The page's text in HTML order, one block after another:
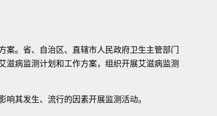
。省、自治区、直辖市人民政府卫生主管部门
滋病监测计划和工作方案，组织开展艾滋病监测
其发生、流行的因素开展监测活动。